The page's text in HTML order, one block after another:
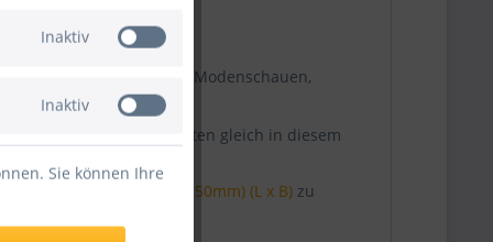
Perfekt geeignet für Modenschauen,
am besten gleich in diesem
transparent (66m x 50mm) (L x B) zu
Inaktiv
Inaktiv
Sie können Ihre